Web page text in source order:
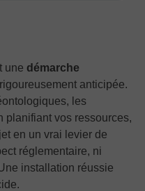
une démarche
anticipée.
les
planifiant vos ressources,
en un vrai levier de
réglementaire, ni
installation réussie